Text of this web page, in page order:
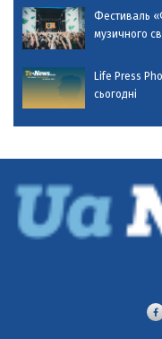
Фестиваль
музичного
Life Press
сьогодні